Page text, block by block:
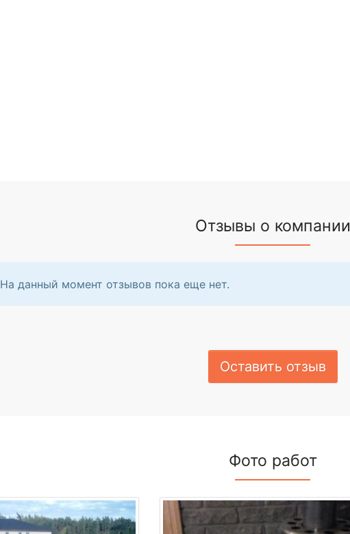
Отзывы о компании
На данный момент отзывов пока еще нет.
Оставить отзыв
Фото работ